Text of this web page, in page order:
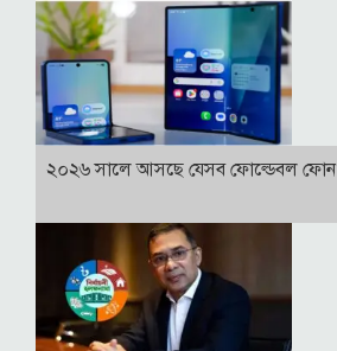
২০২৬ সালে আসছে যেসব ফোল্ডেবল ফোন